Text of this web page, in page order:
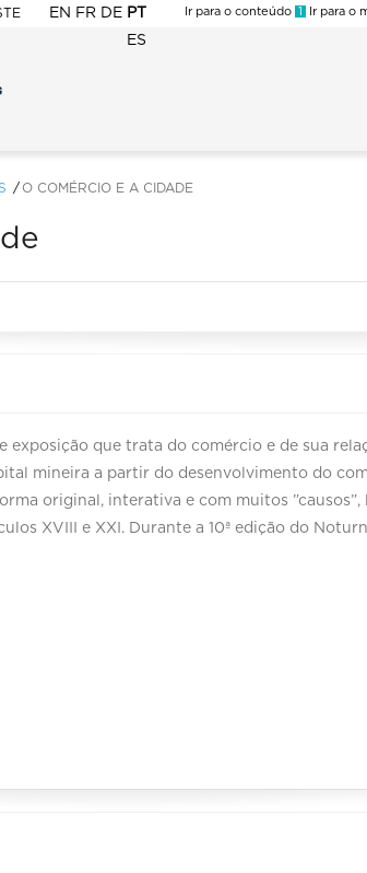
EN FR DE PT
ES
Ir para o conteúdo 1 Ir para o
O COMÉRCIO E A CIDADE
exposição que trata do comércio e de sua
mineira a partir do desenvolvimento do
original, interativa e com muitos ”causos”,
XVIII e XXI. Durante a 10ª edição do